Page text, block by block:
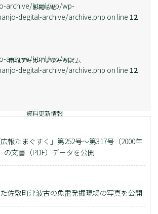
お知らせ
archive/html/wp/wp-
degital-archive/archive.php on line 12
南城アーカイブツーリズム
archive/html/wp/wp-
degital-archive/archive.php on line 12
資料更新情報
報たまぐすく」第252号～第317号（2000年
の文書（PDF）データを公開
佐敷町津波古の魚雷発掘現場の写真を公開